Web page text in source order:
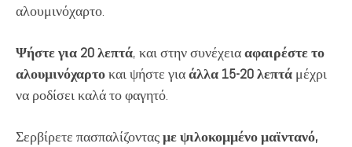
αλουμινόχαρτο.
Ψήστε για 20 λεπτά, και στην συνέχειααφαιρέστε το
αλουμινόχαρτοκαι ψήστε γιαάλλα 15-20 λεπτά μέχρι
να ροδίσει καλά το φαγητό.
Σερβίρετε πασπαλίζονταςμε ψιλοκομμένο μαϊντανό,